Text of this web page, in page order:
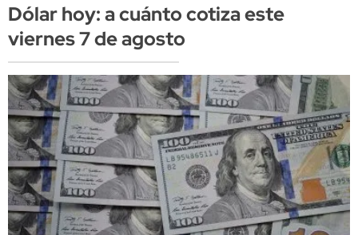
Dólar hoy: a cuánto cotiza este
viernes 7 de agosto